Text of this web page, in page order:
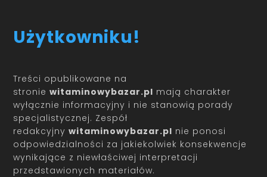
Użytkowniku!
Treści opublikowane na
stroniewitaminowybazar.pl mają charakter
wyłącznie informacyjny i nie stanowią porady
specjalistycznej. Zespół
redakcyjnywitaminowybazar.pl nie ponosi
odpowiedzialności za jakiekolwiek konsekwencje
wynikające z niewłaściwej interpretacji
przedstawionych materiałów.